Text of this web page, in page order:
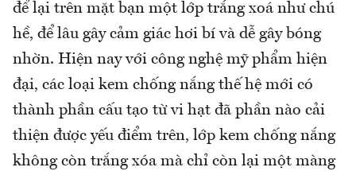
để lại trên mặt bạn một lớp trắng xoá như chú
hề, để lâu gây cảm giác hơi bí và dễ gây bóng
nhờn. Hiện nay với công nghệ mỹ phẩm hiện
đại, các loại kem chống nắng thế hệ mới có
thành phần cấu tạo từ vi hạt đã phần nào cải
thiện được yếu điểm trên, lớp kem chống nắng
không còn trắng xóa mà chỉ còn lại một màng